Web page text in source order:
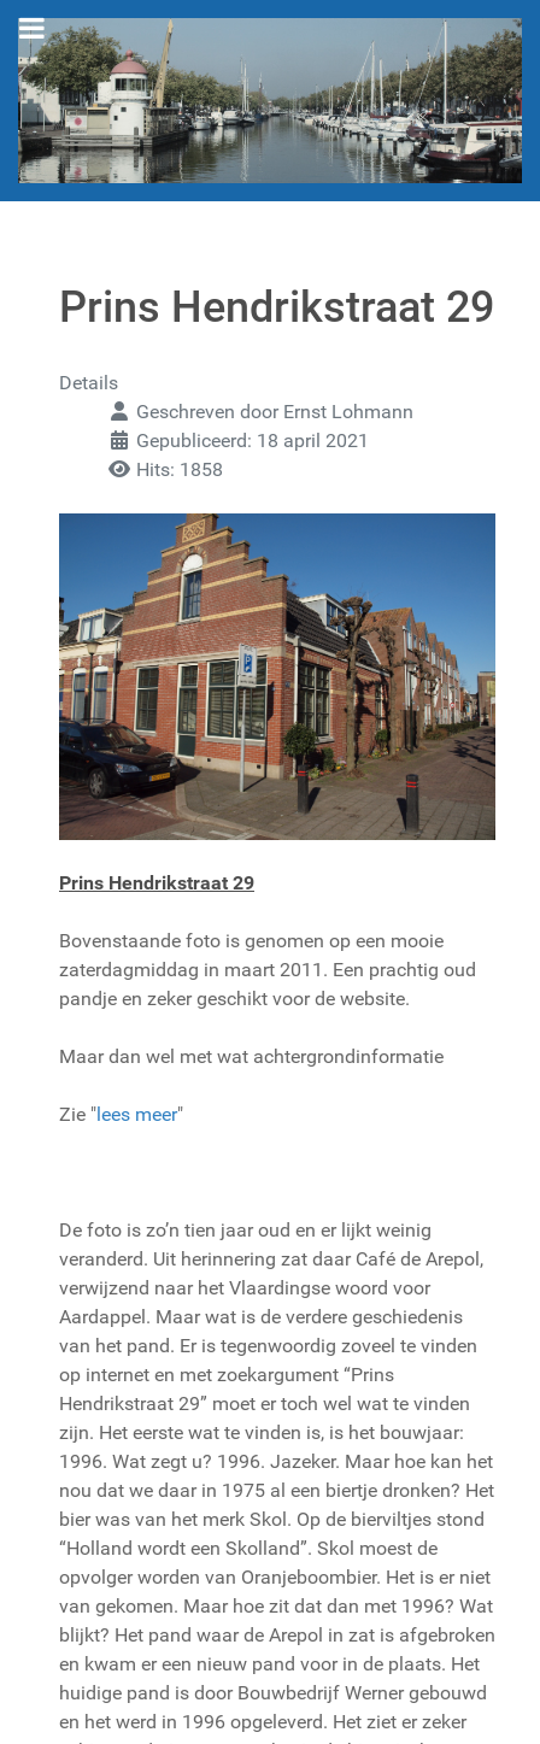
Prins Hendrikstraat 29
Details
Geschreven door Ernst Lohmann
Gepubliceerd: 18 april 2021
Hits: 1858
Prins Hendrikstraat 29
Bovenstaande foto is genomen op een mooie
zaterdagmiddag in maart 2011. Een prachtig oud
pandje en zeker geschikt voor de website.
Maar dan wel met wat achtergrondinformatie
Zie " lees meer"
De foto is zo’n tien jaar oud en er lijkt weinig
veranderd. Uit herinnering zat daar Café de Arepol,
verwijzend naar het Vlaardingse woord voor
Aardappel. Maar wat is de verdere geschiedenis
van het pand. Er is tegenwoordig zoveel te vinden
op internet en met zoekargument “Prins
Hendrikstraat 29” moet er toch wel wat te vinden
zijn. Het eerste wat te vinden is, is het bouwjaar:
1996. Wat zegt u? 1996. Jazeker. Maar hoe kan het
nou dat we daar in 1975 al een biertje dronken? Het
bier was van het merk Skol. Op de bierviltjes stond
“Holland wordt een Skolland”. Skol moest de
opvolger worden van Oranjeboombier. Het is er niet
van gekomen. Maar hoe zit dat dan met 1996? Wat
blijkt? Het pand waar de Arepol in zat is afgebroken
en kwam er een nieuw pand voor in de plaats. Het
huidige pand is door Bouwbedrijf Werner gebouwd
en het werd in 1996 opgeleverd. Het ziet er zeker